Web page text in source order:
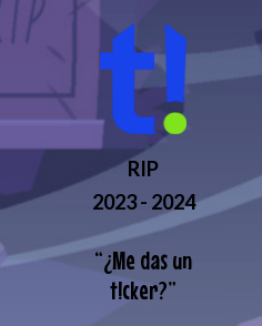
RIP
2023 - 2024
“¿Me das un
t!cker?”